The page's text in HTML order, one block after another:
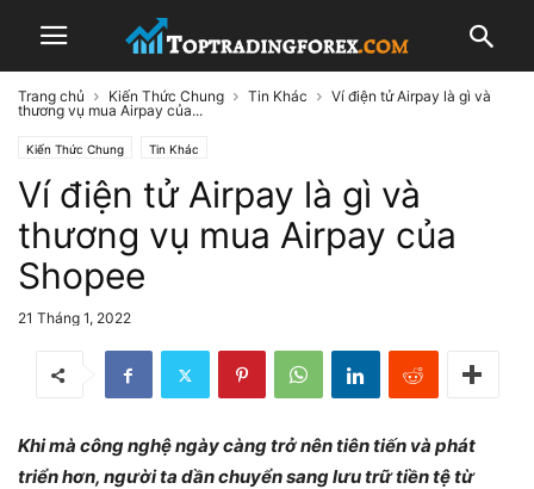
Trang chủ Kiến Thức Chung Tin Khác
Ví điện tử Airpay là gì và
thương vụ mua Airpay của...
Kiến Thức Chung Tin Khác
Ví điện tử Airpay là gì và
thương vụ mua Airpay của
Shopee
21 Tháng 1, 2022
Khi mà công nghệ ngày càng trở nên tiên tiến và phát
triển hơn, người ta dần chuyển sang lưu trữ tiền tệ từ